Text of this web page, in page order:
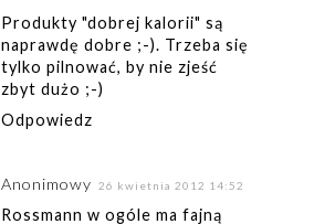
Produkty "dobrej kalorii" są
naprawdę dobre ;-). Trzeba się
tylko pilnować, by nie zjeść
zbyt dużo ;-)
Odpowiedz
Anonimowy 26 kwietnia 2012 14:52
Rossmann w ogóle ma fajną